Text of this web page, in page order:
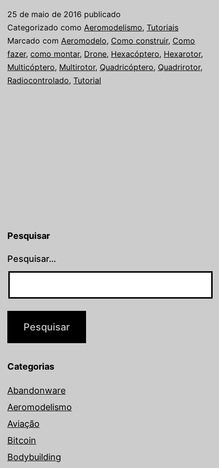
drone
25 de maio de 2016 publicado
Categorizado como Aeromodelismo, Tutoriais
Marcado com Aeromodelo, Como construir, Como
fazer, como montar, Drone, Hexacóptero, Hexarotor,
Multicóptero, Multirotor, Quadricóptero, Quadrirotor,
Radiocontrolado, Tutorial
Pesquisar
Pesquisar…
Categorias
Abandonware
Aeromodelismo
Aviação
Bitcoin
Bodybuilding